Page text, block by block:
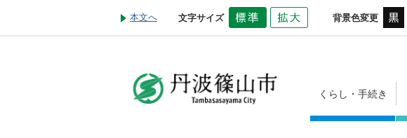
本文へ 文字サイズ 背景色変更
くらし・手続き